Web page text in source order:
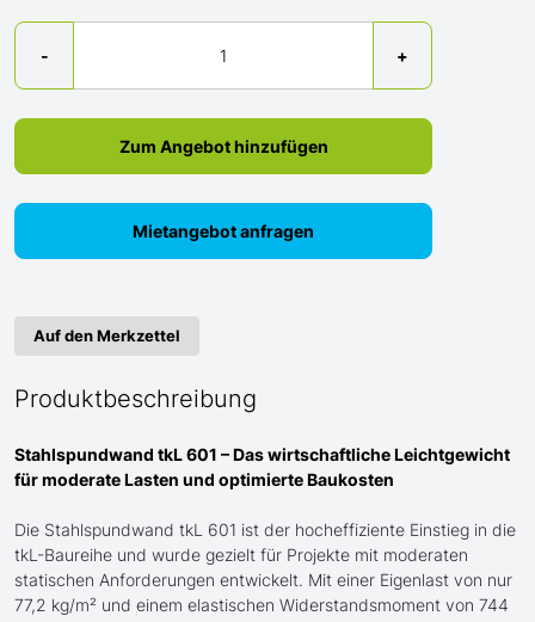
-
Menge
+
Zum Angebot hinzufügen
Mietangebot anfragen
Auf den Merkzettel
Produktbeschreibung
Stahlspundwand tkL 601 – Das wirtschaftliche Leichtgewicht
für moderate Lasten und optimierte Baukosten
Die Stahlspundwand tkL 601 ist der hocheffiziente Einstieg in die
tkL-Baureihe und wurde gezielt für Projekte mit moderaten
statischen Anforderungen entwickelt. Mit einer Eigenlast von nur
77,2 kg/m² und einem elastischen Widerstandsmoment von 744